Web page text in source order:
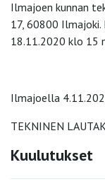
Ilmajoen kunnan
17, 60800 Ilmajoki.
18.11.2020 klo 15
Ilmajoella
TEKNINEN
Kuulutukset